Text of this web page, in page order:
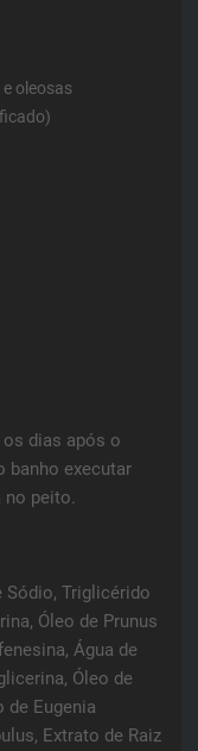
oleosas
dias após o
banho executar
no peito.
Sódio, Triglicérido
Óleo de Prunus
Água de
Óleo de
de Eugenia
Extrato de Raiz